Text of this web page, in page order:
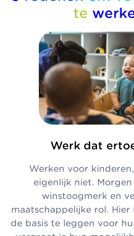
te
Werk dat
Werken voor
eigenlijk niet.
winstoogmerk en
maatschappelijke rol. Hier
de basis te leggen voor